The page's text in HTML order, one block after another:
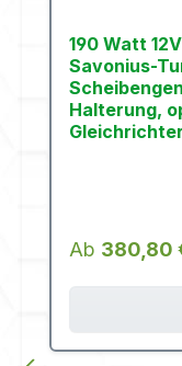
190 Watt
Savonius-
Halterung,
Regulärer
Ab 380,80